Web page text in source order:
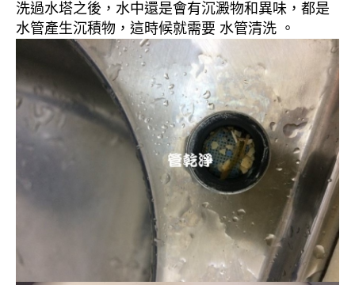
洗過水塔之後，水中還是會有沉澱物和異味，都是
水管產生沉積物，這時候就需要 水管清洗 。